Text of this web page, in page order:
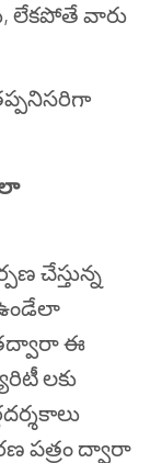
, లేకపోతే వారు
చేస్తున్న
ఈ
లకు
పత్రం ద్వారా